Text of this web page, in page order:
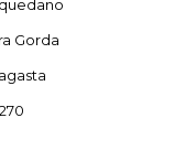
Gorda